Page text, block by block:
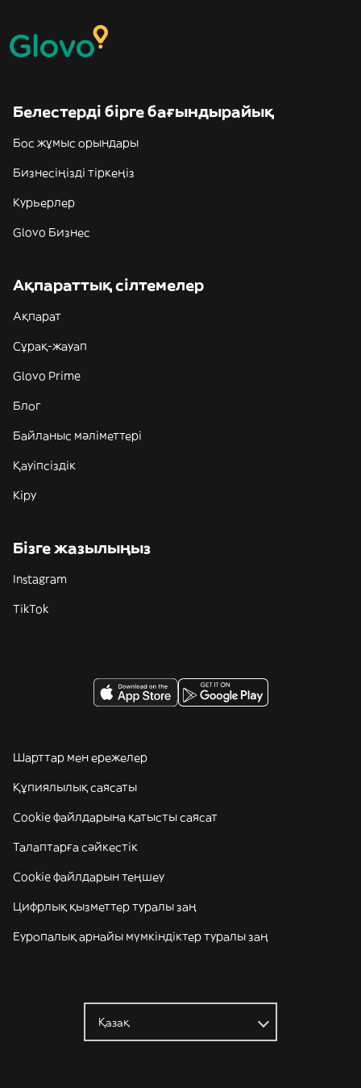
Белестерді бірге бағындырайық
Бос жұмыс орындары
Бизнесіңізді тіркеңіз
Курьерлер
Glovo Бизнес
Ақпараттық сілтемелер
Ақпарат
Сұрақ-жауап
Glovo Prime
Блог
Байланыс мәліметтері
Қауіпсіздік
Кіру
Бізге жазылыңыз
Instagram
TikTok
Шарттар мен ережелер
Құпиялылық саясаты
Cookie файлдарына қатысты саясат
Талаптарға сәйкестік
Cookie файлдарын теңшеу
Цифрлық қызметтер туралы заң
Еуропалық арнайы мүмкіндіктер туралы заң